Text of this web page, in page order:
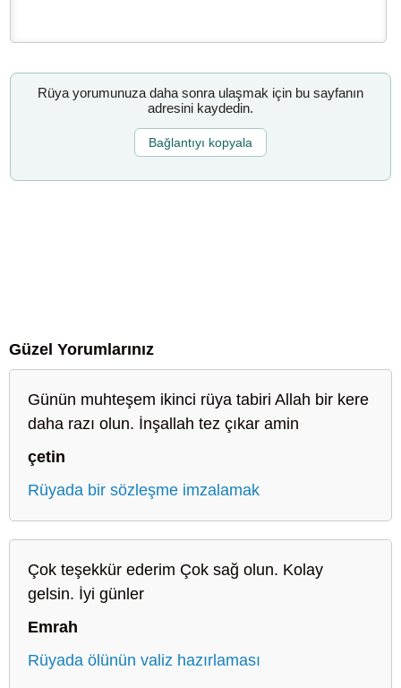
Rüya yorumunuza daha sonra ulaşmak için bu sayfanın
adresini kaydedin.
Bağlantıyı kopyala
Güzel Yorumlarınız
Günün muhteşem ikinci rüya tabiri Allah bir kere
daha razı olun. İnşallah tez çıkar amin
çetin
Rüyada bir sözleşme imzalamak
Çok teşekkür ederim Çok sağ olun. Kolay
gelsin. İyi günler
Emrah
Rüyada ölünün valiz hazırlaması